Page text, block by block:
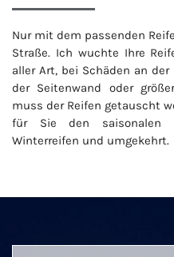
Nur mit dem passenden
Straße. Ich wuchte Ihre
aller Art, bei Schäden an
der Seitenwand oder
muss der Reifen getauscht
für Sie den saisonalen
Winterreifen und umgekehrt.